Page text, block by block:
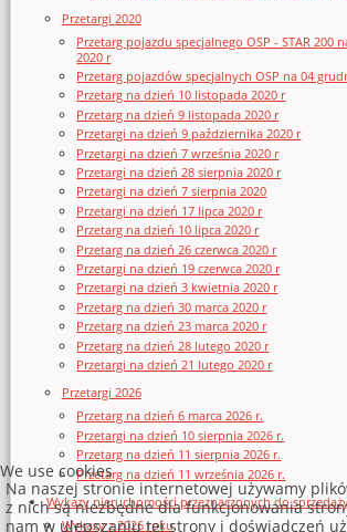
Przetargi 2020
Przetarg pojazdu specjalnego OSP - STAR 200
2020 r
Przetarg pojazdów specjalnych OSP na 04
Przetarg na dzień 10 listopada 2020 r
Przetarg na dzień 9 listopada 2020 r
Przetargi na dzień 9 października 2020 r
Przetargi na dzień 7 września 2020 r
Przetargi na dzień 28 sierpnia 2020 r
Przetargi na dzień 7 sierpnia 2020
Przetargi na dzień 17 lipca 2020 r
Przetarg na dzień 10 lipca 2020 r
Przetarg na dzień 26 czerwca 2020 r
Przetargi na dzień 19 czerwca 2020 r
Przetargi na dzień 3 kwietnia 2020 r
Przetarg na dzień 30 marca 2020 r
Przetarg na dzień 23 marca 2020 r
Przetarg na dzień 28 lutego 2020 r
Przetargi na dzień 21 lutego 2020 r
Przetargi 2026
Przetarg na dzień 6 marca 2026 r.
Przetargi na dzień 10 sierpnia 2026 r.
Przetarg na dzień 11 sierpnia 2026 r.
Przetarg na dzień 11 września 2026 r.
Wykazy nieruchomości przeznaczonych do
Wykazy z 2026 roku
We use cookies
Na naszej stronie internetowej używamy
z nich są niezbędne dla funkcjonowania
nam w ulepszaniu tej strony i doświadczeń